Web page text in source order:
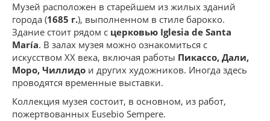
Музей расположен в старейшем из жилых зданий
города (1685 г.), выполненном в стиле барокко.
Здание стоит рядом с церковью Iglesia de Santa
María. В залах музея можно ознакомиться с
искусством XX века, включая работы Пикассо, Дали,
Моро, Чиллидо и других художников. Иногда здесь
проводятся временные выставки.
Коллекция музея состоит, в основном, из работ,
пожертвованных Eusebio Sempere.